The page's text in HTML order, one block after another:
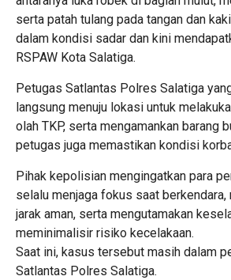
serta patah tulang pada tangan dan
dalam kondisi sadar dan kini
RSPAW Kota Salatiga.
Petugas Satlantas Polres Salatiga
langsung menuju lokasi untuk
olah TKP, serta mengamankan barang
petugas juga memastikan kondisi
Pihak kepolisian mengingatkan para
selalu menjaga fokus saat berkendara,
jarak aman, serta mengutamakan
meminimalisir risiko kecelakaan.
Saat ini, kasus tersebut masih dalam
Satlantas Polres Salatiga.